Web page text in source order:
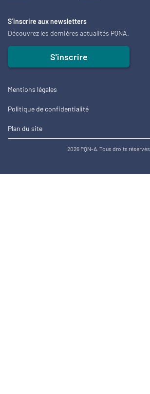
S’inscrire aux newsletters
Découvrez les dernières actualités PQNA.
S'inscrire
Mentions légales
Politique de confidentialité
Plan du site
2026 PQN-A. Tous droits réservés.